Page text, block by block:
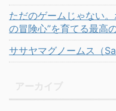
ただのゲームじゃない
の冒険心”を育てる最高
ササヤマグノームス（